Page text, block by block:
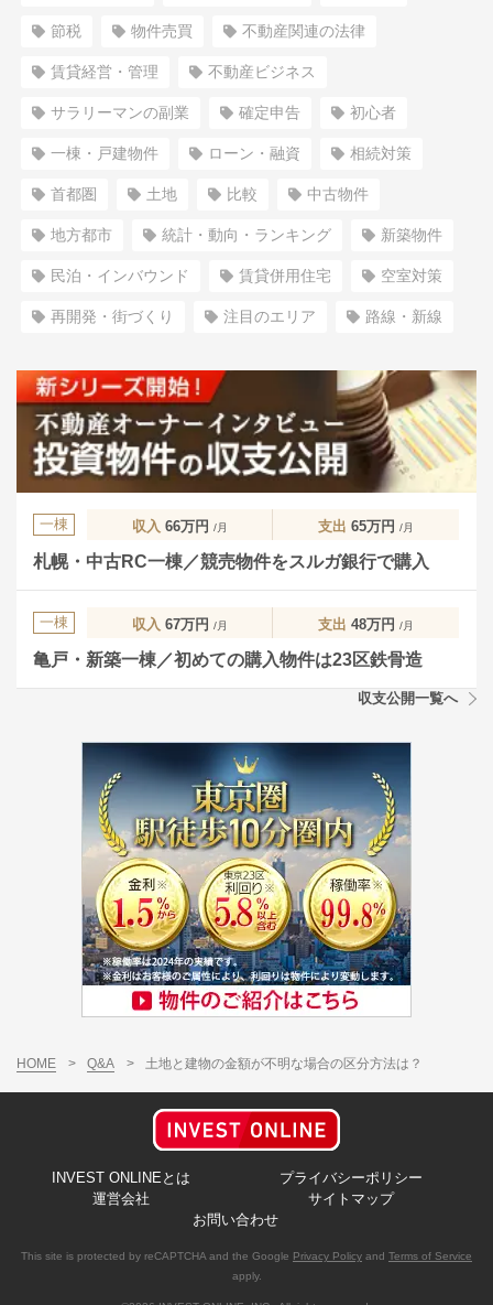
節税 物件売買 不動産関連の法律
賃貸経営・管理 不動産ビジネス
サラリーマンの副業 確定申告 初心者
一棟・戸建物件 ローン・融資 相続対策
首都圏 土地 比較 中古物件
地方都市 統計・動向・ランキング 新築物件
民泊・インバウンド 賃貸併用住宅 空室対策
再開発・街づくり 注目のエリア 路線・新線
一棟 収入 66万円 /月 支出 65万円 /月
札幌・中古RC一棟／競売物件をスルガ銀行で購入
一棟 収入 67万円 /月 支出 48万円 /月
亀戸・新築一棟／初めての購入物件は23区鉄骨造
収支公開一覧へ
HOME > Q&A > 土地と建物の金額が不明な場合の区分方法は？
INVEST ONLINEとは
プライバシーポリシー
運営会社
サイトマップ
お問い合わせ
This site is protected by reCAPTCHA and the Google Privacy Policy and Terms of Service
apply.